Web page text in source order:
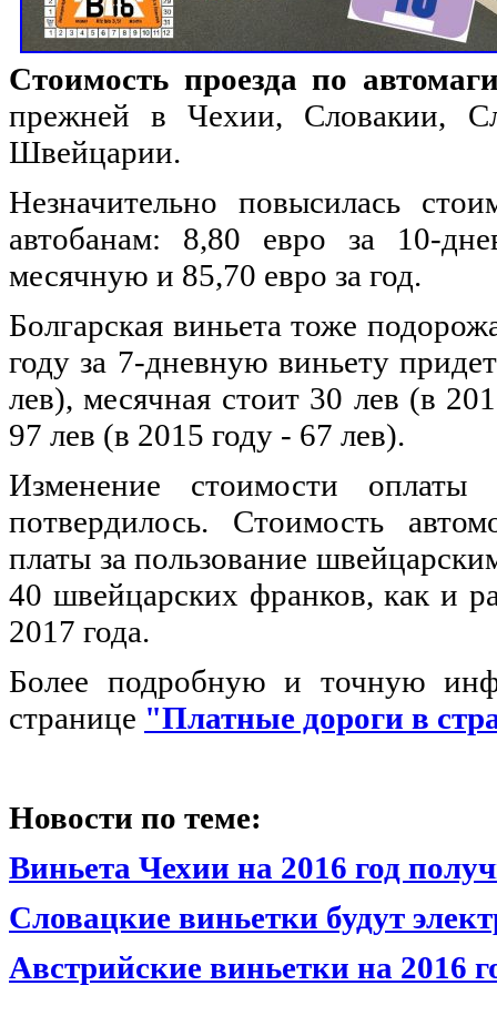
Стоимость проезда по
прежней в Чехии, Словакии,
Швейцарии.
Незначительно повысилась
автобанам: 8,80 евро за 10-
месячную и 85,70 евро за год.
Болгарская виньета тоже
году за 7-дневную виньету
лев), месячная стоит 30 лев (в
97 лев (в 2015 году - 67 лев).
Изменение стоимости
потвердилось. Стоимость
платы за пользование
40 швейцарских франков, как и
2017 года.
Более подробную и точную
странице "Платные дороги в
Новости по теме:
Виньета Чехии на 2016 год
Словацкие виньетки будут
Австрийские виньетки на 2016